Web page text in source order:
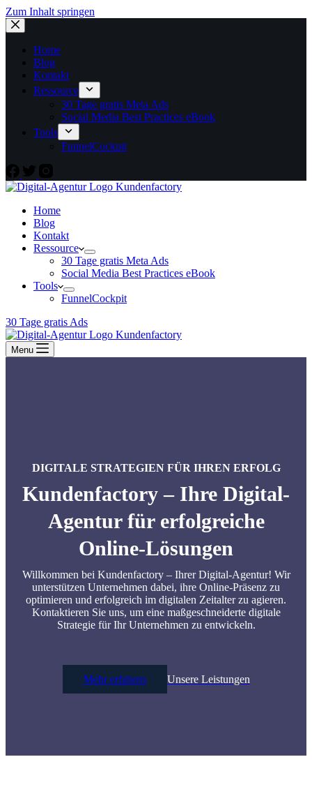
Zum Inhalt springen
Home
Blog
Kontakt
Ressource
30 Tage gratis Meta Ads
Social Media Best Practices eBook
Tools
FunnelCockpit
Home
Blog
Kontakt
Ressource
30 Tage gratis Meta Ads
Social Media Best Practices eBook
Tools
FunnelCockpit
30 Tage gratis Ads
Menu
DIGITALE STRATEGIEN FÜR IHREN ERFOLG
Kundenfactory – Ihre Digital-
Agentur für erfolgreiche
Online-Lösungen
Willkommen bei Kundenfactory – Ihrer Digital-Agentur! Wir
unterstützen Unternehmen dabei, ihre Online-Präsenz zu
optimieren und erfolgreich im digitalen Zeitalter zu agieren.
Kontaktieren Sie uns, um eine maßgeschneiderte digitale
Strategie für Ihr Unternehmen zu entwickeln.
Mehr erfahren Unsere Leistungen